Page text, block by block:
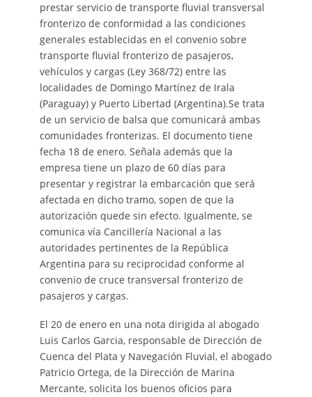
prestar servicio de transporte fluvial transversal
fronterizo de conformidad a las condiciones
generales establecidas en el convenio sobre
transporte fluvial fronterizo de pasajeros,
vehículos y cargas (Ley 368/72) entre las
localidades de Domingo Martínez de Irala
(Paraguay) y Puerto Libertad (Argentina).Se trata
de un servicio de balsa que comunicará ambas
comunidades fronterizas. El documento tiene
fecha 18 de enero. Señala además que la
empresa tiene un plazo de 60 días para
presentar y registrar la embarcación que será
afectada en dicho tramo, sopen de que la
autorización quede sin efecto. Igualmente, se
comunica vía Cancillería Nacional a las
autoridades pertinentes de la República
Argentina para su reciprocidad conforme al
convenio de cruce transversal fronterizo de
pasajeros y cargas.
El 20 de enero en una nota dirigida al abogado
Luis Carlos Garcia, responsable de Dirección de
Cuenca del Plata y Navegación Fluvial, el abogado
Patricio Ortega, de la Dirección de Marina
Mercante, solicita los buenos oficios para